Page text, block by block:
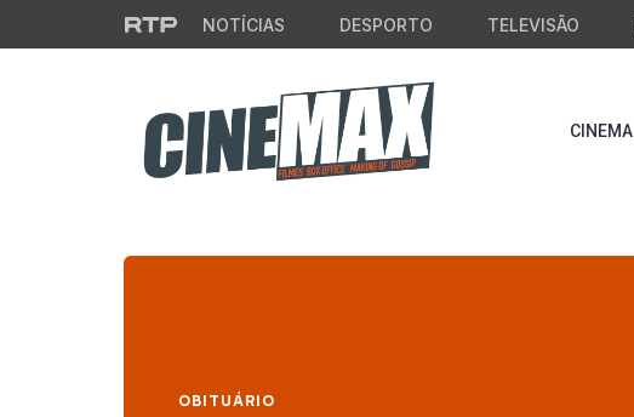
Saltar para o conteúdo principal
NOTÍCIAS DESPORTO TELEVISÃO
CINEMA
OBITUÁRIO